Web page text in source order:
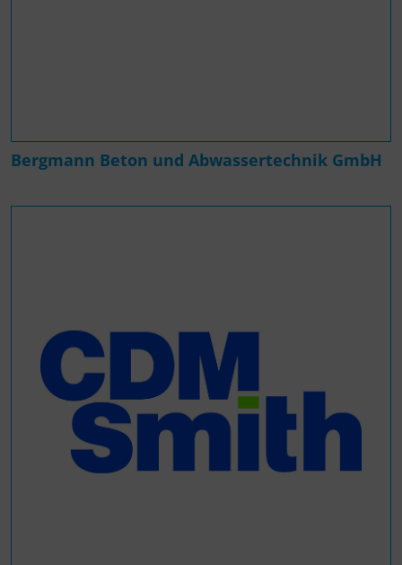
Bergmann Beton und Abwassertechnik GmbH